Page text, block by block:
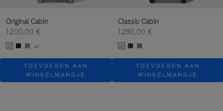
Original Cabin
1.200,00 €
+1
TOEVOEGEN AAN
WINKELMANDJE
Classic Cabin
1.280,00 €
TOEVOEGEN AAN
WINKELMANDJE